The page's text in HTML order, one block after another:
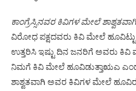
ಕಾಂಗ್ರೆಸ್ಸಿನವರ ಕಿವಿಗಳ ಮೇಲೆ
ವಿರೋಧ ಪಕ್ಷದವರು ಕಿವಿ ಮೇಲೆ
ಉತ್ತರಿಸಿ ಇಷ್ಟು ದಿನ ಜನರಿಗೆ ಅವರು ಕಿವಿ
ನಿಮಗೆ ಕಿವಿ ಮೇಲೆ ಹೂವಿಡುತ್ತಾಋಎ
ಶಾಶ್ವತವಾಗಿ ಅವರ ಕಿವಿಗಳ ಮೇಲೆ